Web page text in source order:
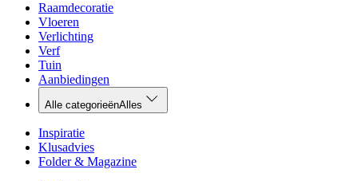
Raamdecoratie
Vloeren
Verlichting
Verf
Tuin
Aanbiedingen
Alle categorieënAlles
Inspiratie
Klusadvies
Folder & Magazine